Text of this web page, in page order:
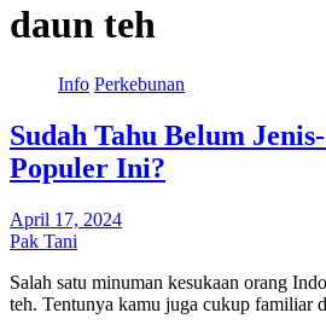
daun teh
Info Perkebunan
Sudah Tahu Belum
Populer Ini?
April 17, 2024
Pak Tani
Salah satu minuman kesukaan orang
teh. Tentunya kamu juga cukup familiar